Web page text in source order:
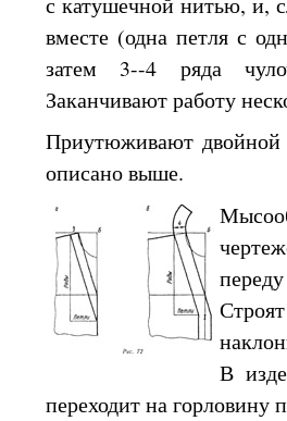
вместе (одна петля с
затем 3--4 ряда
Заканчивают работу
Приутюживают
описано выше.
переду
В
переходитна горловину